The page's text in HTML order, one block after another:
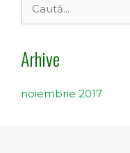
după:
Arhive
noiembrie 2017